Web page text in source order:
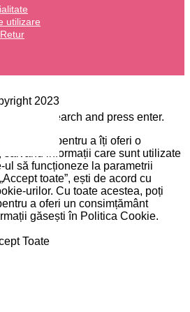
utilizare
2023
want to search and press enter.
cookie-uri pentru a îți oferi o
salvând informații care sunt utilizate
ul să funcționeze la parametrii
toate”, ești de acord cu
urilor. Cu toate acestea, poți
a oferi un consimțământ
găsești în Politica Cookie.
Toate